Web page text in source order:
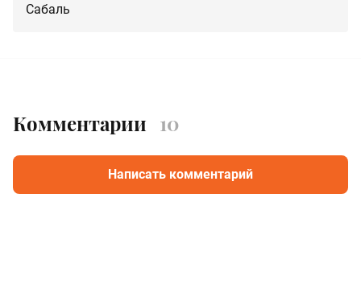
Сабаль
Комментарии 10
Написать комментарий